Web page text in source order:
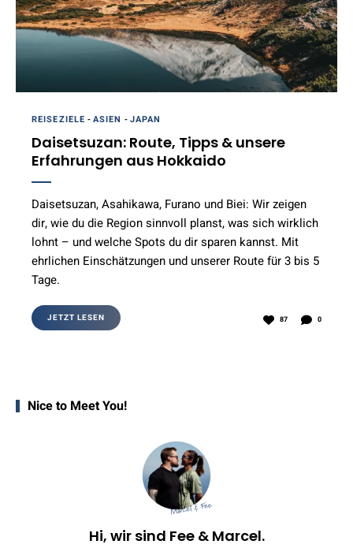
REISEZIELE -ASIEN -JAPAN
Daisetsuzan: Route, Tipps & unsere
Erfahrungen aus Hokkaido
Daisetsuzan, Asahikawa, Furano und Biei: Wir zeigen
dir, wie du die Region sinnvoll planst, was sich wirklich
lohnt – und welche Spots du dir sparen kannst. Mit
ehrlichen Einschätzungen und unserer Route für 3 bis 5
Tage.
JETZT LESEN 87 0
Nice to Meet You!
Hi, wir sind Fee & Marcel.